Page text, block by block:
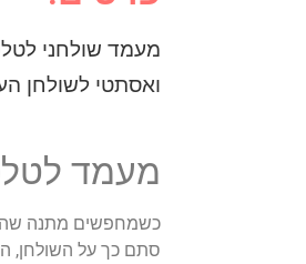
מעמד שולחני
ואסתטי לשולחן
מעמד
כשמחפשים מתנה
סתם כך על השולחן,